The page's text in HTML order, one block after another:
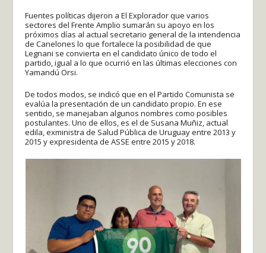
Fuentes políticas dijeron a El Explorador que varios
sectores del Frente Amplio sumarán su apoyo en los
próximos días al actual secretario general de la intendencia
de Canelones lo que fortalece la posibilidad de que
Legnani se convierta en el candidato único de todo el
partido, igual a lo que ocurrió en las últimas elecciones con
Yamandú Orsi.
De todos modos, se indicó que en el Partido Comunista se
evalúa la presentación de un candidato propio. En ese
sentido, se manejaban algunos nombres como posibles
postulantes. Uno de ellos, es el de Susana Muñiz, actual
edila, exministra de Salud Pública de Uruguay entre 2013 y
2015 y expresidenta de ASSE entre 2015 y 2018.